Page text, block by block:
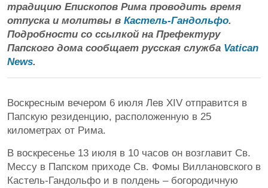
традицию Епископов Рима проводить время
отпуска и молитвы в Кастель-Гандольфо.
Подробности со ссылкой на Префектуру
Папского дома сообщает русская служба Vatican
News.
Воскресным вечером 6 июля Лев XIV отправится в
Папскую резиденцию, расположенную в 25
километрах от Рима.
В воскресенье 13 июля в 10 часов он возглавит Св.
Мессу в Папском приходе Св. Фомы Виллановского в
Кастель-Гандольфо и в полдень – богородичную